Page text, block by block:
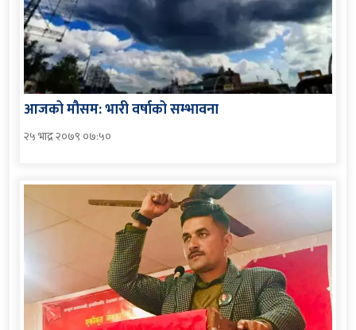
आजको मौसम: भारी वर्षाको सम्भावना
२५ भाद्र २०७९ ०७:५०